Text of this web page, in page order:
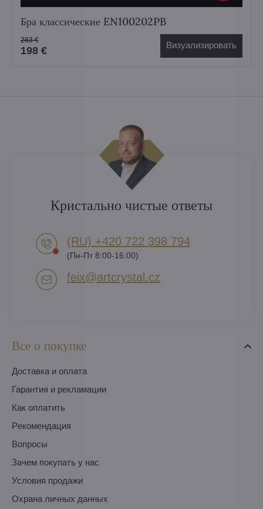
Бра классические EN100202PB
198 €
283 € Визуализировать
Все о покупке
Доставка и оплата
Гарантия и рекламации
Как оплатить
Pекомендация
Вопросы
Зачем покупать у нас
Условия продажи
Охрана личных данных
Кристально чистые ответы
(RU) +420 722 398 794​
(Пн-Пт 8:00-16:00)
feix​@artcrystal​.cz